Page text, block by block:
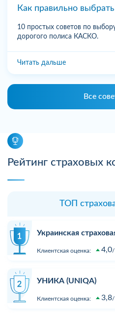
Как правильно
10 простых советов по
дорогого полиса КАСКО.
Читать дальше
Все
Рейтинг страховых
ТОП
Украинская
Клиентская оценка: 4,0
УНИКА (UNIQA)
Клиентская оценка: 3,8